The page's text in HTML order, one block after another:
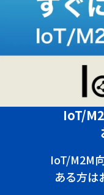
IoT/
IoT/M2M
ある方は